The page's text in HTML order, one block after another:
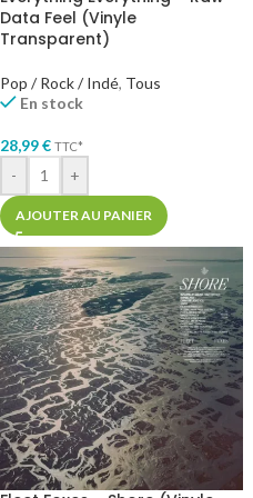
Data Feel (Vinyle
Transparent)
Pop / Rock / Indé, Tous
En stock
28,99€ TTC*
- +
AJOUTER AU PANIER